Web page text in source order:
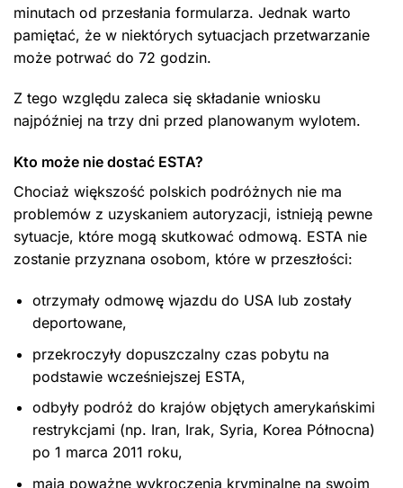
minutach od przesłania formularza. Jednak warto
pamiętać, że w niektórych sytuacjach przetwarzanie
może potrwać do 72 godzin.
Z tego względu zaleca się składanie wniosku
najpóźniej na trzy dni przed planowanym wylotem.
Kto może nie dostać ESTA?
Chociaż większość polskich podróżnych nie ma
problemów z uzyskaniem autoryzacji, istnieją pewne
sytuacje, które mogą skutkować odmową. ESTA nie
zostanie przyznana osobom, które w przeszłości:
otrzymały odmowę wjazdu do USA lub zostały
deportowane,
przekroczyły dopuszczalny czas pobytu na
podstawie wcześniejszej ESTA,
odbyły podróż do krajów objętych amerykańskimi
restrykcjami (np. Iran, Irak, Syria, Korea Północna)
po 1 marca 2011 roku,
mają poważne wykroczenia kryminalne na swoim